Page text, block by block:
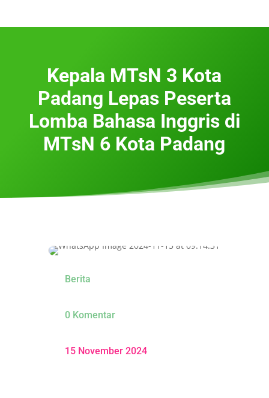
Kepala MTsN 3 Kota
Padang Lepas Peserta
Lomba Bahasa Inggris di
MTsN 6 Kota Padang
Berita
0 Komentar
15 November 2024